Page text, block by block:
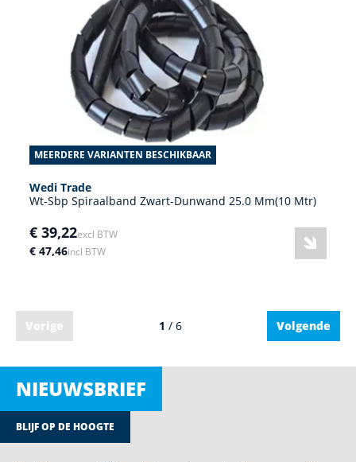
MEERDERE VARIANTEN BESCHIKBAAR
Wedi Trade
Wt-Sbp Spiraalband Zwart-Dunwand 25.0 Mm(10 Mtr)
€ 39,22excl BTW
€ 47,46incl BTW
Vorige 1 / 6 Volgende
NIEUWSBRIEF
BLIJF OP DE HOOGTE